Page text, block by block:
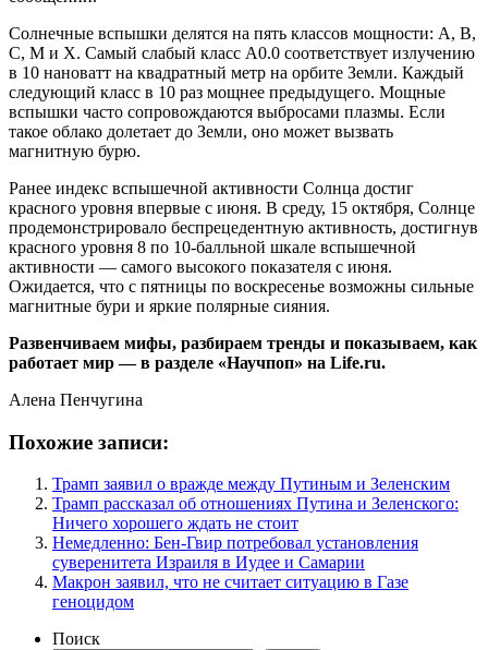
Солнечные вспышки делятся на пять классов мощности: A, B,
C, M и X. Самый слабый класс A0.0 соответствует излучению
в 10 нановатт на квадратный метр на орбите Земли. Каждый
следующий класс в 10 раз мощнее предыдущего. Мощные
вспышки часто сопровождаются выбросами плазмы. Если
такое облако долетает до Земли, оно может вызвать
магнитную бурю.
Ранее индекс вспышечной активности Солнца достиг
красного уровня впервые с июня. В среду, 15 октября, Солнце
продемонстрировало беспрецедентную активность, достигнув
красного уровня 8 по 10-балльной шкале вспышечной
активности — самого высокого показателя с июня.
Ожидается, что с пятницы по воскресенье возможны сильные
магнитные бури и яркие полярные сияния.
Развенчиваем мифы, разбираем тренды и показываем, как
работает мир — в разделе «Научпоп» на Life.ru.
Алена Пенчугина
Похожие записи:
Трамп заявил о вражде между Путиным и Зеленским
Трамп рассказал об отношениях Путина и Зеленского:
Ничего хорошего ждать не стоит
Немедленно: Бен-Гвир потребовал установления
суверенитета Израиля в Иудее и Самарии
Макрон заявил, что не считает ситуацию в Газе
геноцидом
Поиск